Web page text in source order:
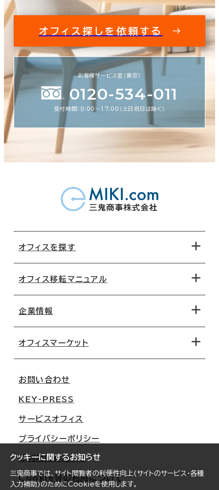
クッキーに関するお知らせ
三鬼商事では、サイト閲覧者の利便性向上(サイトのサービス・各種
入力補助)のためにCookieを使用します。
オフィス探しを依頼する
お客様サービス室（東京）
0120-534-011
受付時間：9:00〜17:00（土日祝日は除く）
オフィスを探す
地図から探す
路線・駅から探す
オフィス移転マニュアル
移転コストシミュレーション
移転スケジュール
オフィス移転Q&A
企業情報
オフィスマーケット
大阪
名古屋
札幌
仙台
横浜
お問い合わせ
KEY-PRESS
サービスオフィス
プライバシーポリシー
ご利用にあたって
Cookie等の利用について